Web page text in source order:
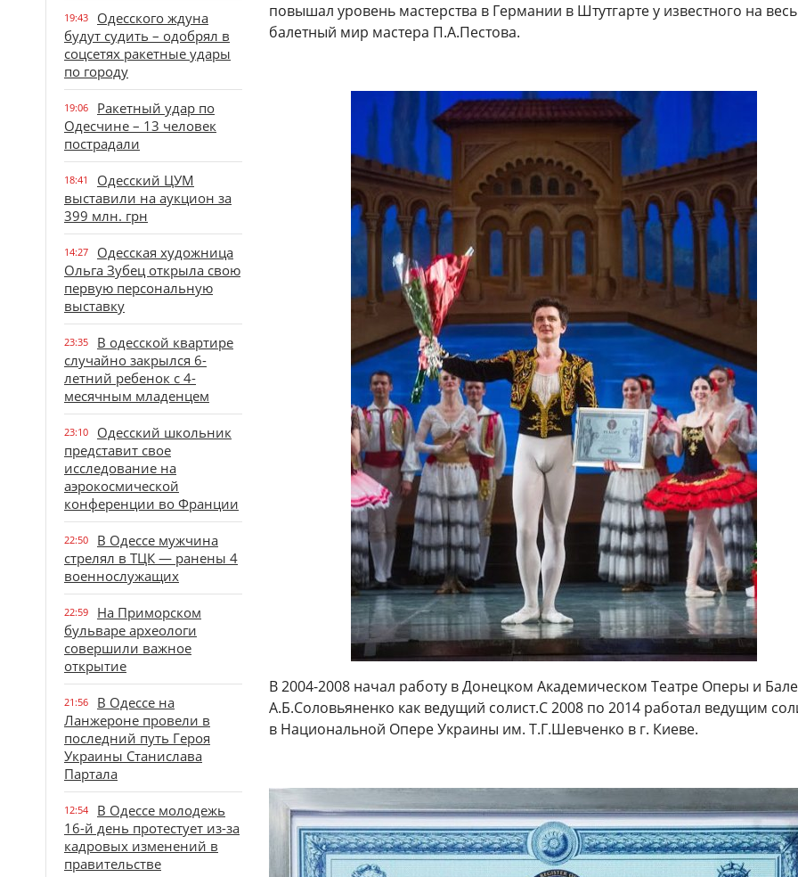
19:43
Одесского ждуна
будут судить – одобрял в
соцсетях ракетные удары
по городу
19:06
Ракетный удар по
Одесчине – 13 человек
пострадали
18:41
Одесский ЦУМ
выставили на аукцион за
399 млн. грн
14:27
Одесская художница
Ольга Зубец открыла свою
первую персональную
выставку
23:35
В одесской квартире
случайно закрылся 6-
летний ребенок с 4-
месячным младенцем
23:10
Одесский школьник
представит свое
исследование на
аэрокосмической
конференции во Франции
22:50
В Одессе мужчина
стрелял в ТЦК — ранены 4
военнослужащих
22:59
На Приморском
бульваре археологи
совершили важное
открытие
21:56
В Одессе на
Ланжероне провели в
последний путь Героя
Украины Станислава
Партала
12:54
В Одессе молодежь
16-й день протестует из-за
кадровых изменений в
правительстве
повышал уровень мастерства в Германии в Штутгарте у извес­тного на весь
балетн­ый мир мастера П.А.П­естова.
В 2004-2008 начал работу в До­нецком Академическом Театре Оперы и
А.Б.Соловьяне­нко как ведущий соли­ст.С 2008 по 2014 ра­ботал ведущим
в Национальной Оп­ере Украины им. Т.Г.­Шевченко в г. Киеве.